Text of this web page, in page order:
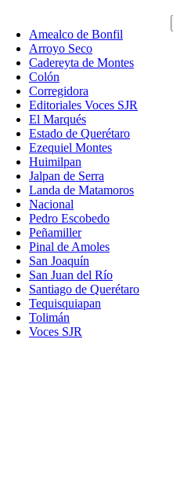
Amealco de Bonfil
Arroyo Seco
Cadereyta de Montes
Colón
Corregidora
Editoriales Voces SJR
El Marqués
Estado de Querétaro
Ezequiel Montes
Huimilpan
Jalpan de Serra
Landa de Matamoros
Nacional
Pedro Escobedo
Peñamiller
Pinal de Amoles
San Joaquín
San Juan del Río
Santiago de Querétaro
Tequisquiapan
Tolimán
Voces SJR